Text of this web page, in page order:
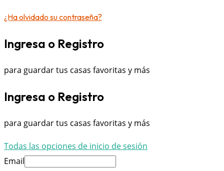
¿Ha olvidado su contraseña?
Ingresa o Registro
para guardar tus casas favoritas y más
Ingresa o Registro
para guardar tus casas favoritas y más
Todas las opciones de inicio de sesión
Email